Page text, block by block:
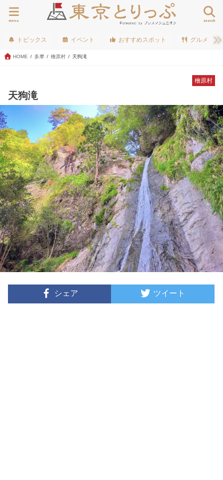
search
menu
トピックス イベント おすすめスポット グルメ
HOME 多摩 檜原村 天狗滝
檜原村
天狗滝
シェア ツイート